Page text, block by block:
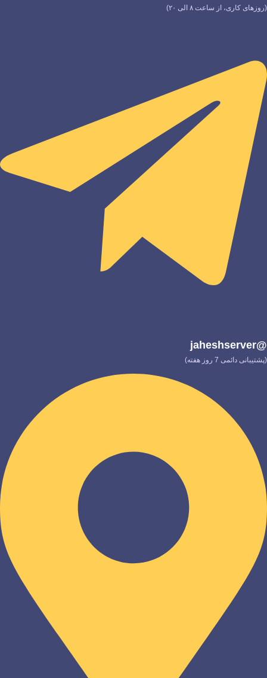
(روزهای کاری، از ساعت ۸ الی ۲۰)
@jaheshserver
(پشتیبانی دائمی 7 روز هفته)